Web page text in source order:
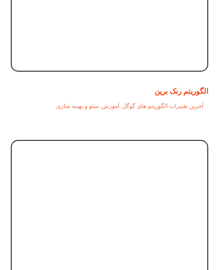
الگوریتم رنک برین
آخرین تغییرات الگوریتم های گوگل, آموزش, سئو و بهینه سازی